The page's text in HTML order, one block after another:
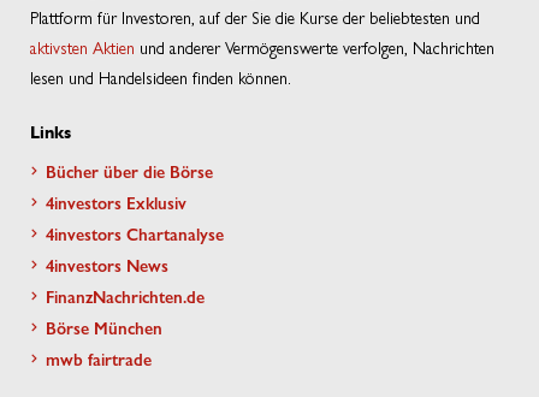
Plattform für Investoren, auf der Sie die Kurse der beliebtesten und
aktivsten Aktien und anderer Vermögenswerte verfolgen, Nachrichten
lesen und Handelsideen finden können.
Links
Bücher über die Börse
4investors Exklusiv
4investors Chartanalyse
4investors News
FinanzNachrichten.de
Börse München
mwb fairtrade